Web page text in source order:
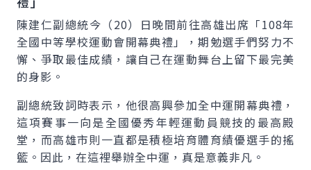
陳建仁副總統今（20）日晚間前往高雄出席「108年
全國中等學校運動會開幕典禮」，期勉選手們努力不
懈、爭取最佳成績，讓自己在運動舞台上留下最完美
的身影。
副總統致詞時表示，他很高興參加全中運開幕典禮，
這項賽事一向是全國優秀年輕運動員競技的最高殿
堂，而高雄市則一直都是積極培育體育績優選手的搖
籃。因此，在這裡舉辦全中運，真是意義非凡。